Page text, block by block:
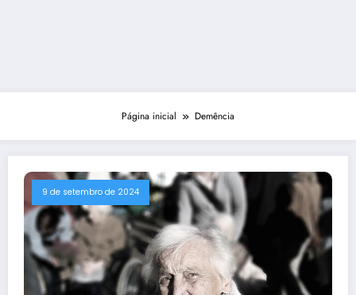
Página inicial Demência
9 de setembro de 2024